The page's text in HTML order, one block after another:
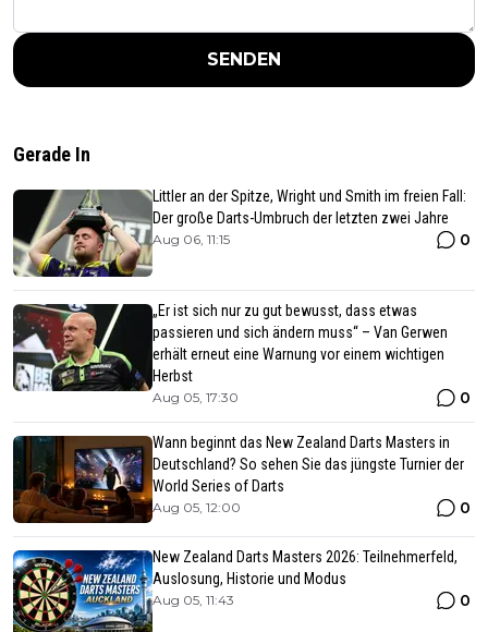
SENDEN
Gerade In
Littler an der Spitze, Wright und Smith im freien Fall:
Der große Darts-Umbruch der letzten zwei Jahre
Aug 06, 11:15 0
„Er ist sich nur zu gut bewusst, dass etwas
passieren und sich ändern muss“ – Van Gerwen
erhält erneut eine Warnung vor einem wichtigen
Herbst
Aug 05, 17:30 0
Wann beginnt das New Zealand Darts Masters in
Deutschland? So sehen Sie das jüngste Turnier der
World Series of Darts
Aug 05, 12:00 0
New Zealand Darts Masters 2026: Teilnehmerfeld,
Auslosung, Historie und Modus
Aug 05, 11:43 0